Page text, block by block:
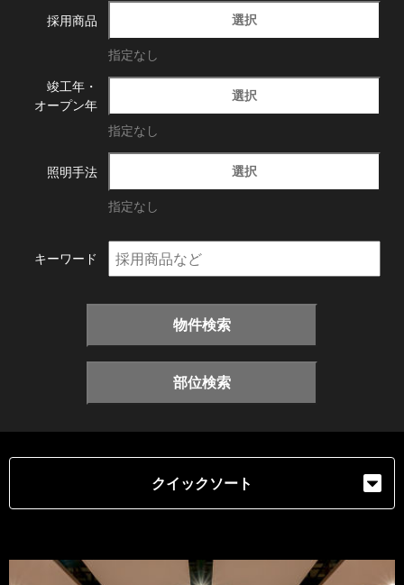
採用商品 選択
指定なし
竣工年・
オープン年
選択
指定なし
照明手法 選択
指定なし
キーワード
物件検索
部位検索
クイックソート